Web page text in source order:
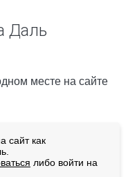
Даль
месте на сайте
сайт как
либо войти на